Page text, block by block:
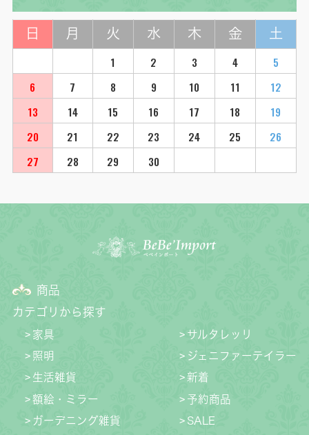
日 月 火 水 木 金 土
1 2 3 4
5
6
7 8 9 10 11
12
13
14 15 16 17 18
19
20
21 22 23 24 25
26
27
28 29 30
商品
カテゴリから探す
家具
照明
生活雑貨
額絵・ミラー
ガーデニング雑貨
サルタレッリ
ジェニファーテイラー
新着
予約商品
SALE